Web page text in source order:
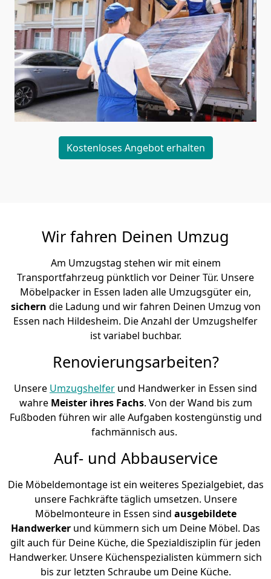
Kostenloses Angebot erhalten
Wir fahren Deinen Umzug
Am Umzugstag stehen wir mit einem
Transportfahrzeug pünktlich vor Deiner Tür. Unsere
Möbelpacker in Essen laden alle Umzugsgüter ein,
sichern die Ladung und wir fahren Deinen Umzug von
Essen nach Hildesheim. Die Anzahl der Umzugshelfer
ist variabel buchbar.
Renovierungsarbeiten?
Unsere Umzugshelfer und Handwerker in Essen sind
wahre Meister ihres Fachs. Von der Wand bis zum
Fußboden führen wir alle Aufgaben kostengünstig und
fachmännisch aus.
Auf- und Abbauservice
Die Möbeldemontage ist ein weiteres Spezialgebiet, das
unsere Fachkräfte täglich umsetzen. Unsere
Möbelmonteure in Essen sind ausgebildete
Handwerker und kümmern sich um Deine Möbel. Das
gilt auch für Deine Küche, die Spezialdisziplin für jeden
Handwerker. Unsere Küchenspezialisten kümmern sich
bis zur letzten Schraube um Deine Küche.